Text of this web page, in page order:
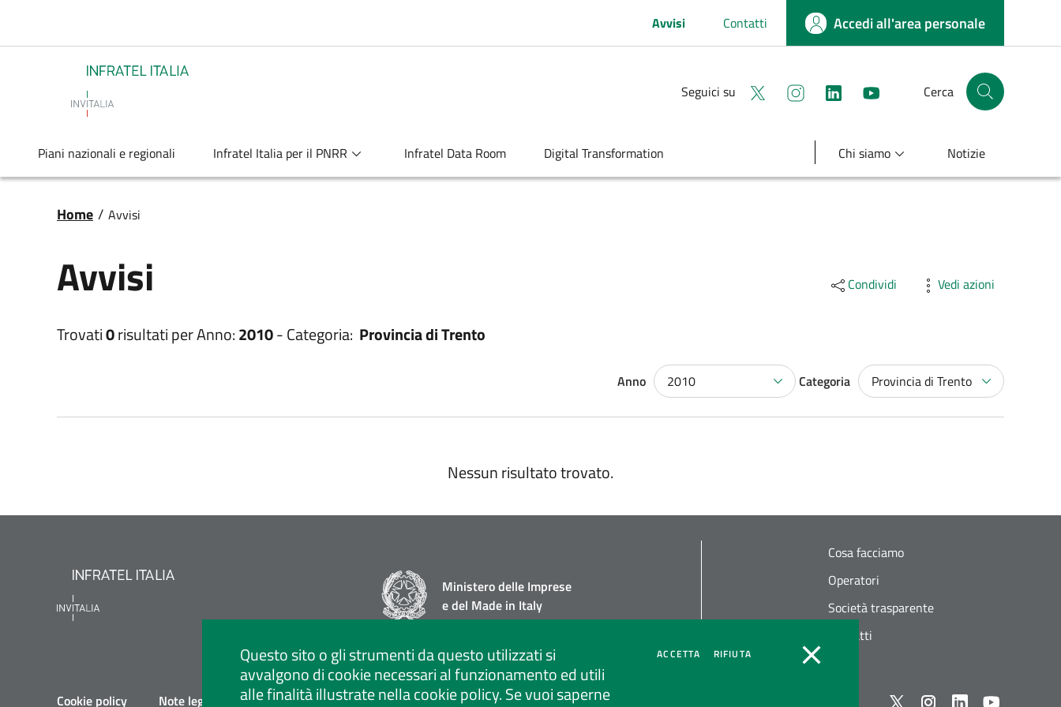
Avvisi Contatti Accedi all'area personale
Infratel Seguici su Seguici su XSeguici su instagram
linkedin youtubeCerca Cerca nel sito
Piani nazionali e regionali Infratel Italia per il PNRR Infratel Data Room Digital Transformation Chi siamo Notizie
Briciole di pane
Home / Avvisi
Avvisi Condividi Vedi azioni
Trovati0risultati perAnno:2010-Categoria: Provincia di Trento
Anno 2010 Categoria Provincia di Trento
Nessun risultato trovato.
Questo sito o gli strumenti da questo utilizzati si
avvalgono di cookie necessari al funzionamento ed utili
alle finalità illustrate nella cookie policy. Se vuoi saperne
ACCETTA COOKIES
RIFIUTACOOKIES
Ministero delle Imprese
e del Made in Italy
Cosa facciamo
Operatori
Società trasparente
Contatti
Cookie policy Note legali Privacy policy Social media policy Privacy policy call center Seguici su Xinstagram
linkedin